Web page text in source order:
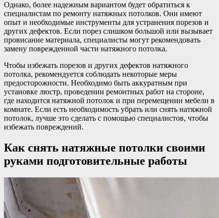
Однако, более надежным вариантом будет обратиться к
специалистам по ремонту натяжных потолков. Они имеют
опыт и необходимые инструменты для устранения порезов и
других дефектов. Если порез слишком большой или вызывает
провисание материала, специалисты могут рекомендовать
замену поврежденной части натяжного потолка.
Чтобы избежать порезов и других дефектов натяжного
потолка, рекомендуется соблюдать некоторые меры
предосторожности. Необходимо быть аккуратным при
установке люстр, проведении ремонтных работ на стороне,
где находится натяжной потолок и при перемещении мебели в
комнате. Если есть необходимость убрать или снять натяжной
потолок, лучше это сделать с помощью специалистов, чтобы
избежать повреждений.
Как снять натяжные потолки своими
руками подготовительные работы